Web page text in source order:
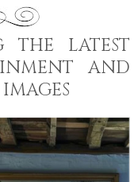
THE LATEST
AND